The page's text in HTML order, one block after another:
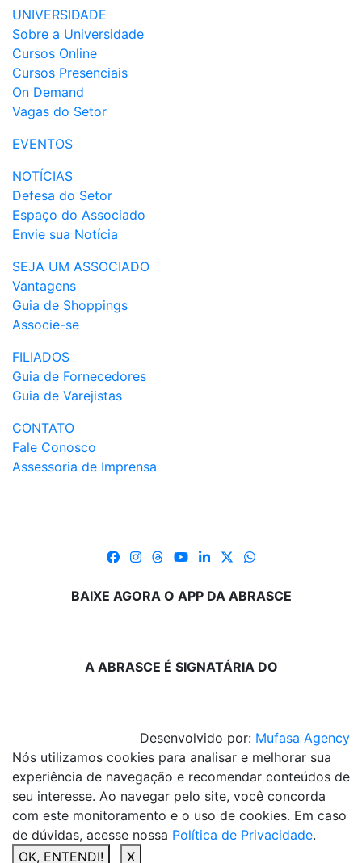
UNIVERSIDADE
Sobre a Universidade
Cursos Online
Cursos Presenciais
On Demand
Vagas do Setor
EVENTOS
NOTÍCIAS
Defesa do Setor
Espaço do Associado
Envie sua Notícia
SEJA UM ASSOCIADO
Vantagens
Guia de Shoppings
Associe-se
FILIADOS
Guia de Fornecedores
Guia de Varejistas
CONTATO
Fale Conosco
Assessoria de Imprensa
BAIXE AGORA O APP DA ABRASCE
A ABRASCE É SIGNATÁRIA DO
Desenvolvido por: Mufasa Agency
Nós utilizamos cookies para analisar e melhorar sua
experiência de navegação e recomendar conteúdos de
seu interesse. Ao navegar pelo site, você concorda
com este monitoramento e o uso de cookies. Em caso
de dúvidas, acesse nossa Política de Privacidade.
OK, ENTENDI!
X